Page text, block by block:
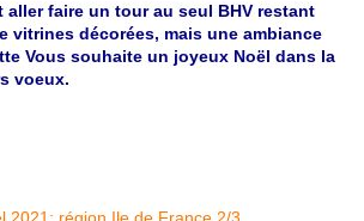
aller faire un tour au seul BHV restant
vitrines décorées, mais une ambiance
Vous souhaite un joyeux Noël dans la
voeux.